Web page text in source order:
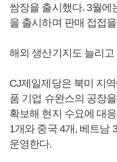
쌈장을 출시했다. 3월에
을 출시하며 판매 접접
해외 생산기지도 늘리고
CJ제일제당은 북미 지
품 기업 슈완스의 공장
확보해 현지 수요에 대
1개와 중국 4개, 베트남
운영한다.